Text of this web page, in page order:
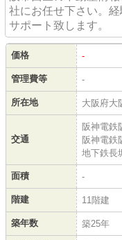
社にお任せ下さい。
サポート致します。
価格 -
管理費等 -
所在地 大阪府大
交通
阪神電鉄
阪神電鉄
地下鉄長
面積 -
階建 11階建
築年数 築25年